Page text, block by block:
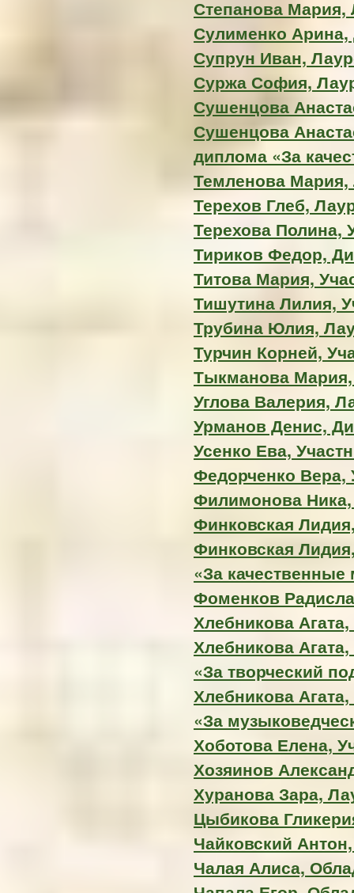
Степанова Мария,
Сулименко
Супрун Иван,
Суржа София,
Сушенцова
Сушенцова
диплома «За
Темленова Мария,
Терехов Глеб,
Терехова Полина,
Тириков Федор,
Титова Мария,
Тишутина Лилия,
Трубина Юлия,
Турчин Корней,
Тыкманова Мария,
Углова Валерия,
Урманов Денис,
Усенко Ева,
Федорченко Вера,
Филимонова Ника,
Финковская
Финковская
«За
Фоменков
Хлебникова
Хлебникова
«За творческий
Хлебникова
«За
Хоботова Елена,
Хозяинов
Хуранова Зара,
Цыбикова
Чайковский
Чалая Алиса,